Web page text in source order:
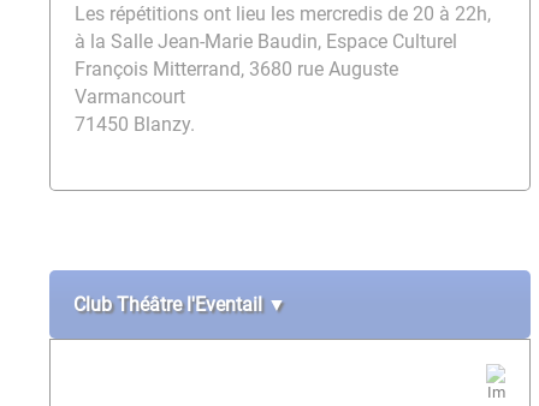
Les répétitions ont lieu les mercredis de 20 à 22h,
à la Salle Jean-Marie Baudin, Espace Culturel
François Mitterrand, 3680 rue Auguste
Varmancourt
71450 Blanzy.
Club Théâtre l'Eventail ▼